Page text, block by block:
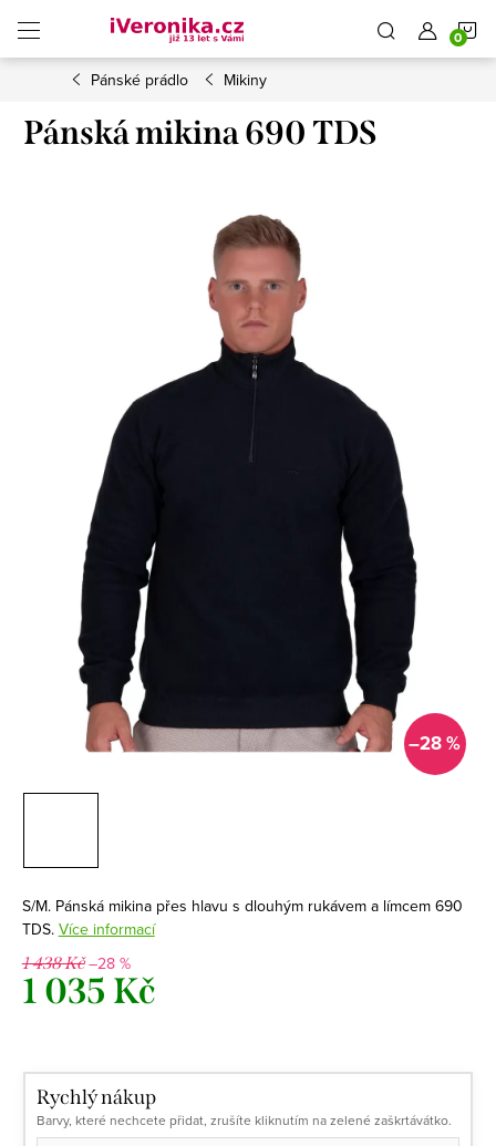
obsah
Pánské prádlo Mikiny
Pánská mikina 690 TDS
–28 %
S/M. Pánská mikina přes hlavu s dlouhým rukávem a límcem 690
TDS. Více informací
1 438 Kč–28 %
1 035 Kč
Rychlý nákup
Barvy, které nechcete přidat, zrušíte kliknutím na zelené zaškrtávátko.